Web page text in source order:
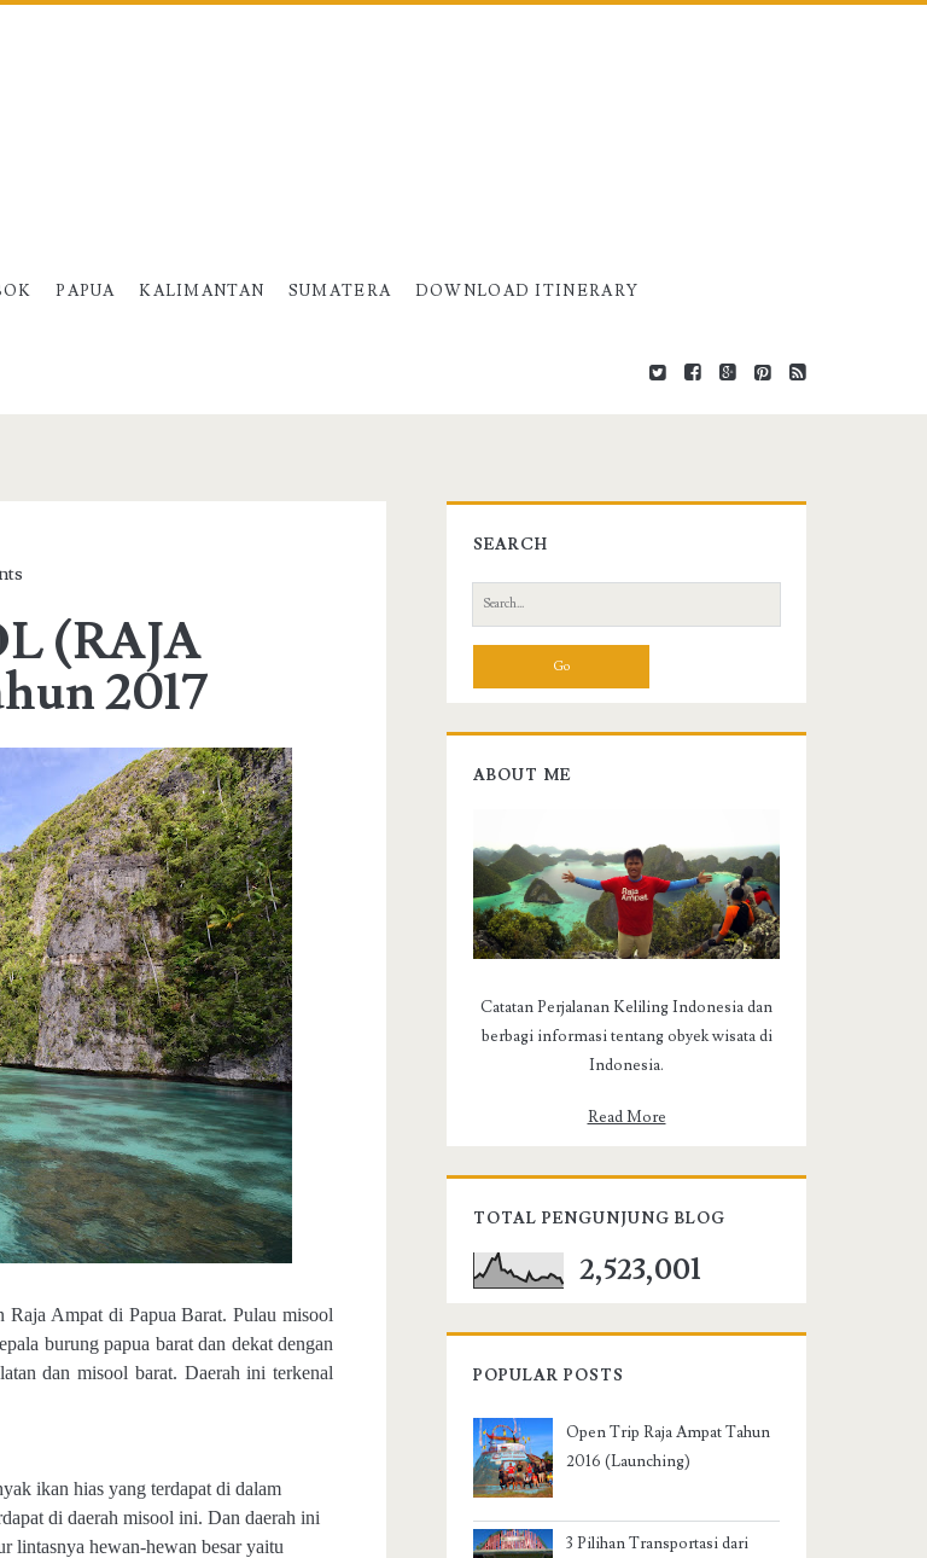
PAPUA KALIMANTAN SUMATERA DOWNLOAD ITINERARY
(RAJA
2017
Raja Ampat di Papua Barat. Pulau misool
burung papua barat dan dekat dengan
dan misool barat. Daerah ini terkenal
ikan hias yang terdapat di dalam
di daerah misool ini. Dan daerah ini
lintasnya hewan-hewan besar yaitu
SEARCH
e
r
h
f
:
ABOUT ME
Catatan Perjalanan Keliling Indonesia dan
berbagi informasi tentang obyek wisata di
Indonesia.
Read More
TOTAL PENGUNJUNG BLOG
2,523,001
POPULAR POSTS
Open Trip Raja Ampat Tahun
2016 (Launching)
3 Pilihan Transportasi dari